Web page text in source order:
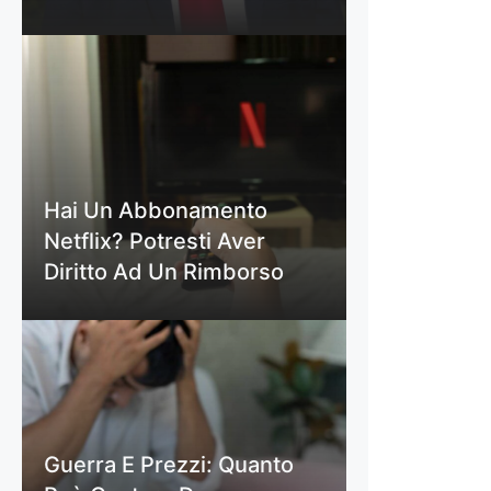
Hai Un Abbonamento
Netflix? Potresti Aver
Diritto Ad Un Rimborso
Guerra E Prezzi: Quanto